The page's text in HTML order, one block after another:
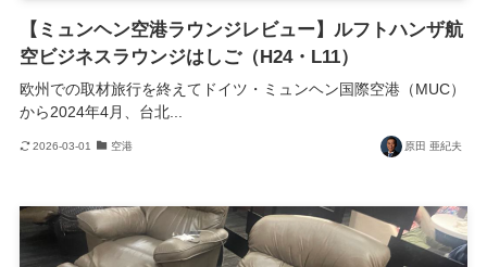
【ミュンヘン空港ラウンジレビュー】ルフトハンザ航
空ビジネスラウンジはしご（H24・L11）
欧州での取材旅行を終えてドイツ・ミュンヘン国際空港（MUC）
から2024年4月、台北...
2026-03-01 空港 原田 亜紀夫